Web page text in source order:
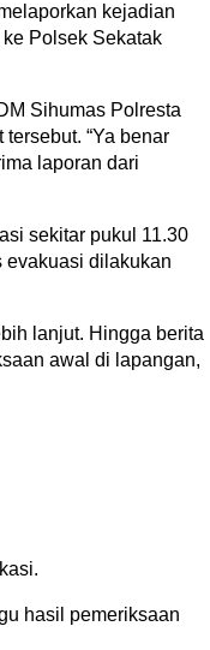
kejadian
Polsek Sekatak
Sihumas Polresta
“Ya benar
laporan dari
sekitar pukul 11.30
evakuasi dilakukan
lanjut. Hingga berita
awal di lapangan,
hasil pemeriksaan